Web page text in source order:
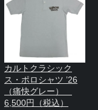
カルトクラシック
ス・ポロシャツ ’26
（痛快グレー）
6,500円（税込）